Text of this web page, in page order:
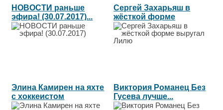
НОВОСТИ раньше
эфира! (30.07.2017)...
Сергей Захарьяш в
жёсткой форме
выругал Лилю...
Элина Камирен на яхте
с хоккеистом
Никитой...
Виктория Романец Без
Гусева лучше...